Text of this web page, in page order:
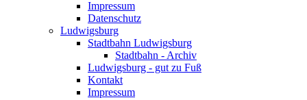
Impressum
Datenschutz
Ludwigsburg
Stadtbahn Ludwigsburg
Stadtbahn - Archiv
Ludwigsburg - gut zu Fuß
Kontakt
Impressum